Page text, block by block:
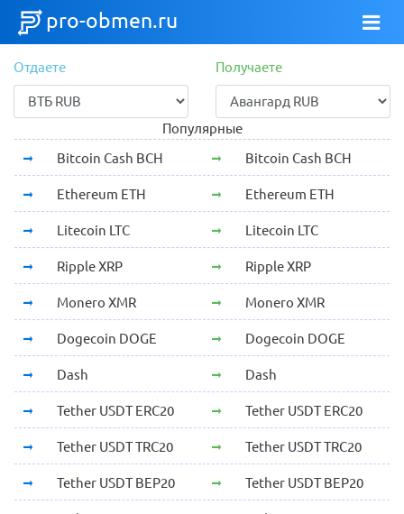
pro-obmen.ru
Отдаете Получаете
Популярные
Bitcoin Cash BCH
Bitcoin Cash BCH
Ethereum ETH Ethereum ETH
Litecoin LTC Litecoin LTC
Ripple XRP Ripple XRP
Monero XMR Monero XMR
Dogecoin DOGE Dogecoin DOGE
Dash Dash
Tether USDT ERC20 Tether USDT ERC20
Tether USDT TRC20 Tether USDT TRC20
Tether USDT BEP20 Tether USDT BEP20